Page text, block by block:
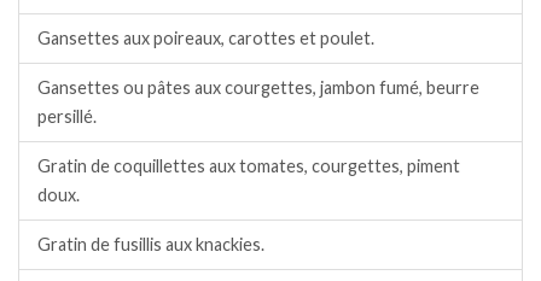
Gansettes aux poireaux, carottes et poulet.
Gansettes ou pâtes aux courgettes, jambon fumé, beurre
persillé.
Gratin de coquillettes aux tomates, courgettes, piment
doux.
Gratin de fusillis aux knackies.